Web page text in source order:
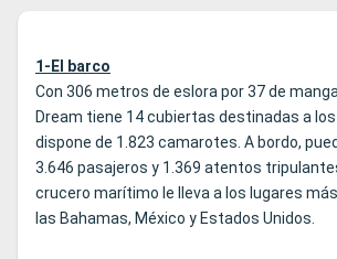
1-El barco
Con 306 metros de eslora por 37 de
Dream tiene 14 cubiertas destinadas a
dispone de 1.823 camarotes. A bordo,
3.646 pasajeros y 1.369 atentos
crucero marítimo le lleva a los lugares
las Bahamas, México y Estados Unidos.